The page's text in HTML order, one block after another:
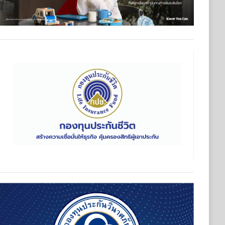
มเดินหน้าปรับทัพผู้บริหารคนรุ่นใหม่ และประกาศวิสัยทัศน์ครั้งส